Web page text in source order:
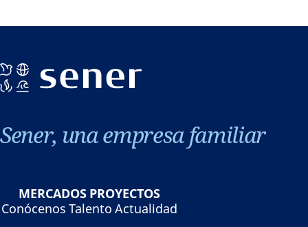
Sener, una empresa familiar
MERCADOS PROYECTOS
Conócenos Talento Actualidad